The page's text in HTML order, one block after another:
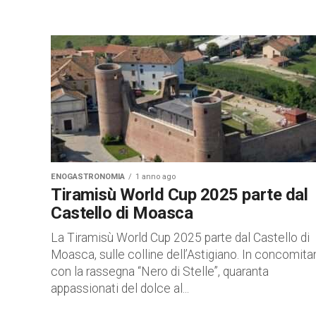
ENOGASTRONOMIA 1 anno ago
Tiramisù World Cup 2025 parte dal
Castello di Moasca
La Tiramisù World Cup 2025 parte dal Castello di
Moasca, sulle colline dell’Astigiano. In
con la rassegna “Nero di Stelle”, quaranta
appassionati del dolce al...